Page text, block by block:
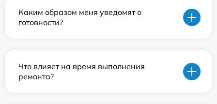
Каким образом меня уведомят о
готовности?
Что влияет на время выполнения
ремонта?